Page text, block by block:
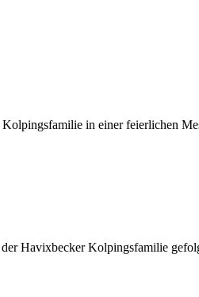
in einer feierlichen
Havixbecker Kolpingsfamilie